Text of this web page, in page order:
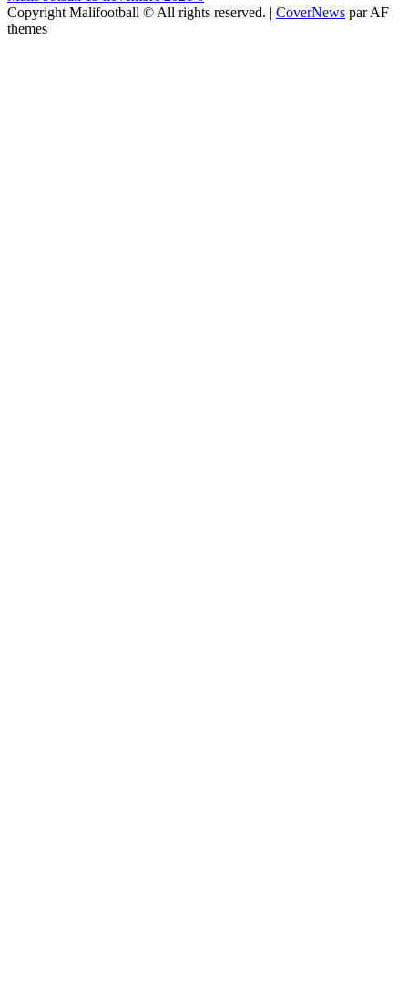
Copyright Malifootball © All rights reserved. | CoverNews par AF
themes